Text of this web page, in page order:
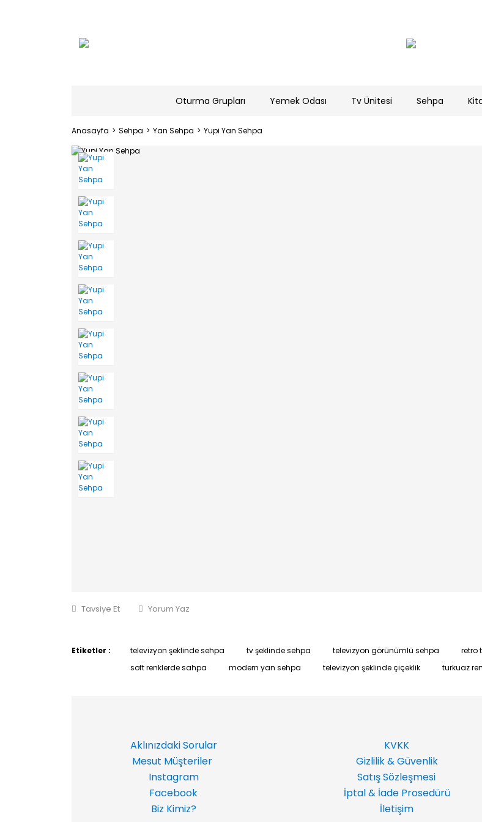
Oturma Grupları Yemek Odası Tv Ünitesi Sehpa
Anasayfa Sehpa Yan Sehpa Yupi Yan Sehpa
Tavsiye Et Yorum Yaz
Etiketler : televizyon şeklinde sehpa tv şeklinde sehpa televizyon görünümlü sehpa retro
soft renklerde sahpa
modern yan sehpa televizyon şeklinde çiçeklik turkuaz
Aklınızdaki Sorular
KVKK
Mesut Müşteriler
Gizlilik & Güvenlik
Instagram
Satış Sözleşmesi
Facebook
İptal & İade Prosedürü
Biz Kimiz?
İletişim